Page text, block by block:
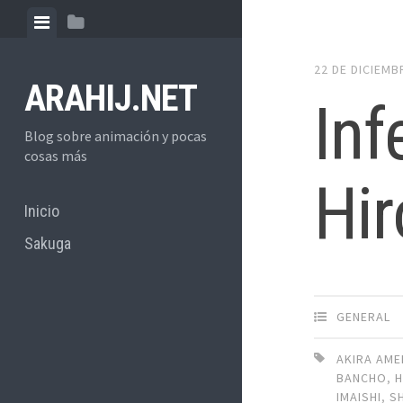
ViewView
ARAHIJ.NET
Blog sobre animación y pocas
cosas más
Inicio
Sakuga
22 DE
GENERAL
AKIRA
BANCHO,
IMAISHI,